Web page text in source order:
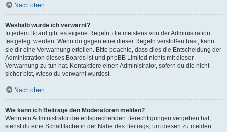
Nach oben
Weshalb wurde ich verwarnt?
In jedem Board gibt es eigene Regeln, die meistens von der Administration
festgelegt werden. Wenn du gegen eine dieser Regeln verstoßen hast, kann
sie dir eine Verwarnung erteilen. Bitte beachte, dass dies die Entscheidung der
Administration dieses Boards ist und phpBB Limited nichts mit dieser
Verwarnung zu tun hat. Kontaktiere einen Administrator, sofern du die nicht
sicher bist, wieso du verwarnt wurdest.
Nach oben
Wie kann ich Beiträge den Moderatoren melden?
Wenn ein Administrator die entsprechenden Berechtigungen vergeben hat,
siehst du eine Schaltfläche in der Nähe des Beitrags, um diesen zu melden.